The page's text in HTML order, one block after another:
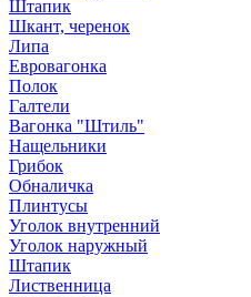
Штапик
Шкант, черенок
Липа
Евровагонка
Полок
Галтели
Вагонка "Штиль"
Нащельники
Грибок
Обналичка
Плинтусы
Уголок внутренний
Уголок наружный
Штапик
Лиственница